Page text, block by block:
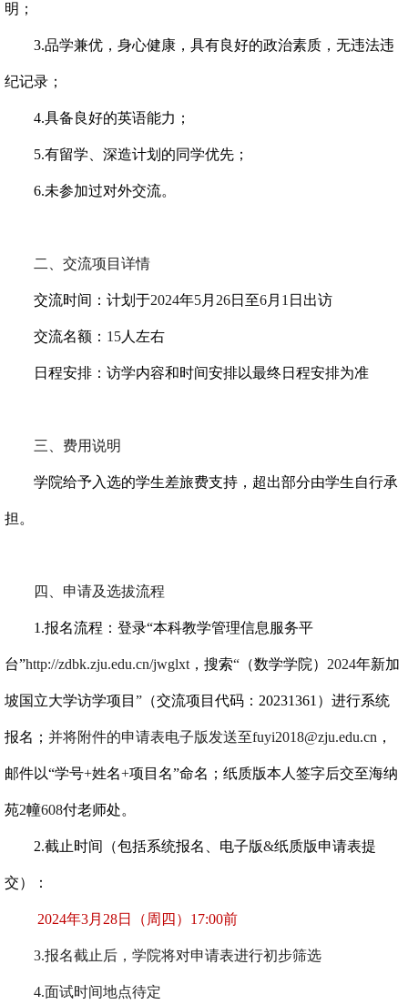
明；
3.品学兼优，身心健康，具有良好的政治素质，无违法违
纪记录；
4.具备良好的英语能力；
5.有留学、深造计划的同学优先；
6.未参加过对外交流。
二、 交流项目详情
交流时间：计划于2024年5月 26日至6月 1 日出访
交流名额： 15人左右
日程安排：访学内容和时间安排以最终日程安排为准
三、费用说明
学院给予入选的学生差旅费支持，超出部分由学生自行承
担。
四、申请及选拔流程
1.报名流程：登录“本科教学管理信息服务平
台”http://zdbk.zju.edu.cn/jwglxt ，搜索“ （数学学院） 2024年新加
坡国立大学访学项目 ” （交流项目代码 ：20231361） 进行系统
报名； 并将附件的申请表电子版发送至fuyi2018@zju.edu.cn ，
邮件以“学号+姓名+项目名”命名；纸质版本人签字后交至海纳
苑2幢608付老师处。
2.截止时间（包括系统报名、电子版&纸质版申请表提
交）：
2024年3月 28日（周四） 17:00前
3.报名截止后，学院将对申请表进行初步筛选
4.面试时间地点待定